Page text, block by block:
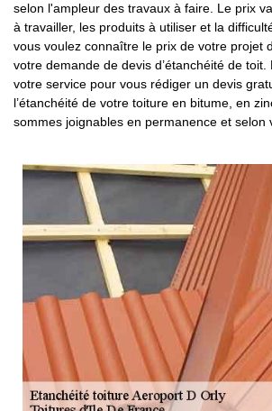
selon l'ampleur des travaux à faire. Le prix
à travailler, les produits à utiliser et la
vous voulez connaître le prix de votre projet
votre demande de devis d’étanchéité de toit.
votre service pour vous rédiger un devis
l’étanchéité de votre toiture en bitume, en
sommes joignables en permanence et selon